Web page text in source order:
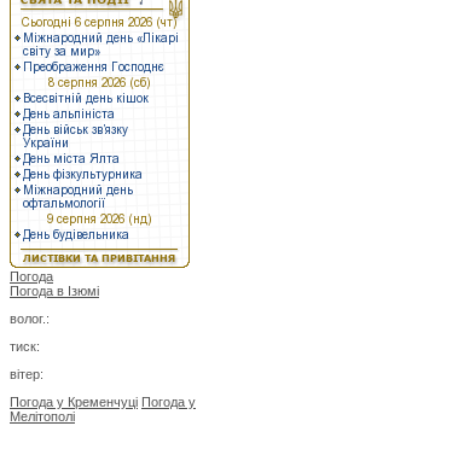
Погода
Погода в Ізюмі
волог.:
тиск:
вітер:
Погода у Кременчуці Погода у
Мелітополі